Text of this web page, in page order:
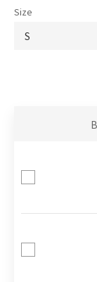
Size